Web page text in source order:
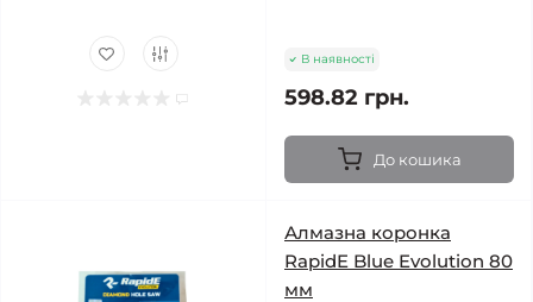
В наявності
598.82 грн.
До кошика
Алмазна коронка
RapidE Blue Evolution 80
мм